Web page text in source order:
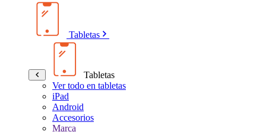
Tabletas
Tabletas
Ver todo en tabletas
iPad
Android
Accesorios
Marca